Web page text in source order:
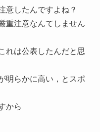
意したんですよね？
重注意なんてしません
れは公表したんだと思
明らかに高い，とスポ
から